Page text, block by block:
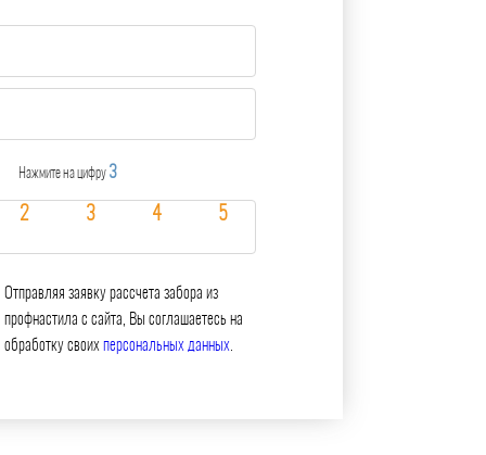
Нажмите на цифру 3
Отправляя заявку рассчета забора из
профнастила с сайта, Вы соглашаетесь на
обработку своих персональных данных